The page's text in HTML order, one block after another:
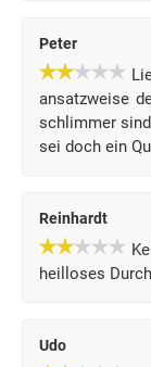
Peter
ansatzweise
schlimmer
sei doch ein
Reinhardt
heilloses
Udo